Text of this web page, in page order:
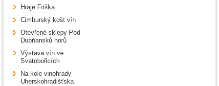
Hraje Friška
Cimburský košt vín
Otevřené sklepy Pod
Dubňansků horů
Výstava vín ve
Svatobořicích
Na kole vinohrady
Uherskohradišťska